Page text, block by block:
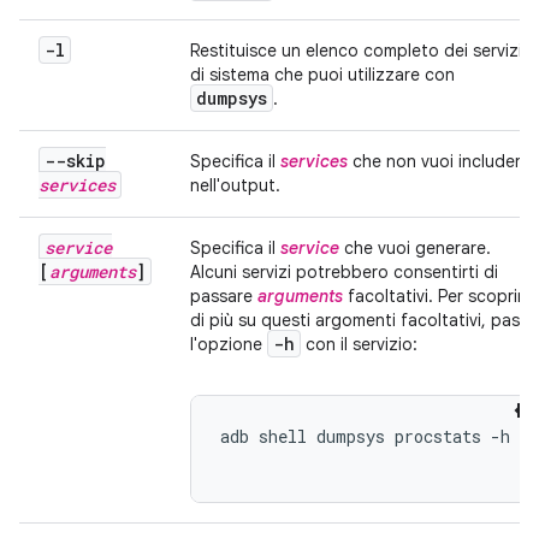
-l
Restituisce un elenco completo dei servizi
di sistema che puoi utilizzare con
dumpsys .
--skip
services
Specifica il services che non vuoi includere
nell'output.
service
[ arguments]
Specifica il service che vuoi generare.
Alcuni servizi potrebbero consentirti di
passare arguments facoltativi. Per scoprire
di più su questi argomenti facoltativi, passa
l'opzione
-h con il servizio:
adb shell dumpsys procstats -h